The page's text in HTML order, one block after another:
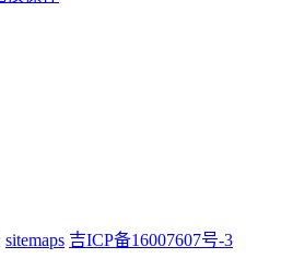
sitemaps 吉ICP备16007607号-3